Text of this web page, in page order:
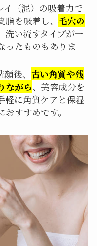
イ（泥）の吸着力で
を吸着し、 毛穴の
洗い流すタイプが一
ったものもありま
顔後、 古い角質や残
ながら、美容成分を
軽に角質ケアと保湿
すすめです。